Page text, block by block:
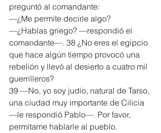
preguntó al comandante:
—¿Me permite decirle algo?
—¿Hablas griego? —respondió el
comandante—. 38 ¿No eres el egipcio
que hace algún tiempo provocó una
rebelión y llevó al desierto a cuatro mil
guerrilleros?
39 —No, yo soy judío, natural de Tarso,
una ciudad muy importante de Cilicia
—le respondió Pablo—. Por favor,
permítame hablarle al pueblo.